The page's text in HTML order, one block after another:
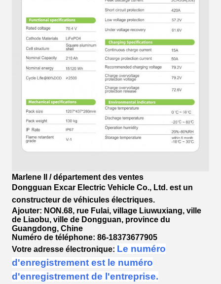
Marlene Il / département des ventes
Dongguan Excar Electric Vehicle Co., Ltd. est un
constructeur de véhicules électriques.
Ajouter: NON.68, rue Fulai, village Liuwuxiang, ville
de Liaobu, ville de Dongguan, province du
Guangdong, Chine
Numéro de téléphone: 86-18373677905
Votre adresse électronique: Le numéro
d'enregistrement est le numéro
d'enregistrement de l'entreprise.